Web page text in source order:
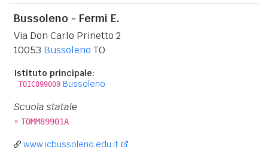
Bussoleno - Fermi E.
Via Don Carlo Prinetto 2
10053 Bussoleno TO
Istituto principale:
TOIC899009 Bussoleno
Scuola statale
» TOMM89901A
www.icbussoleno.edu.it